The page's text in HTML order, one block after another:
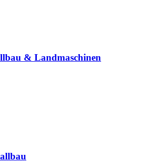
& Landmaschinen